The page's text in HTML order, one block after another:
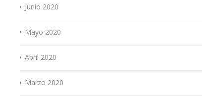
Junio 2020
Mayo 2020
Abril 2020
Marzo 2020